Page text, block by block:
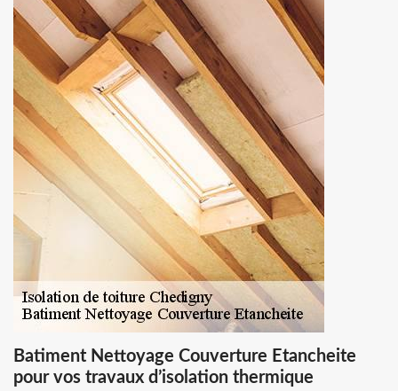
Batiment Nettoyage Couverture Etancheite
pour vos travaux d’isolation thermique